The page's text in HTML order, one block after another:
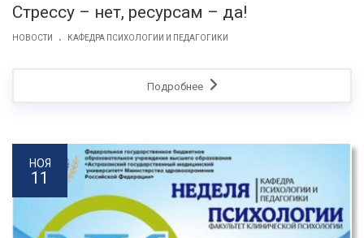
Стрессу – нет, ресурсам – да!
НОВОСТИ . КАФЕДРА ПСИХОЛОГИИ И ПЕДАГОГИКИ
Подробнее
НОЯ
11